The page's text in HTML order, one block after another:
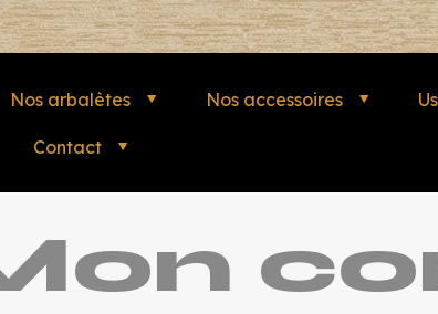
Nos arbalètes Nos accessoires
Contact